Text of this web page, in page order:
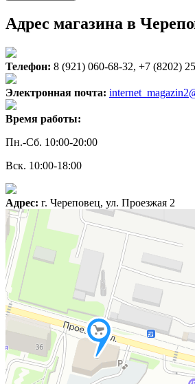
Адрес магазина в
Телефон: 8 (921) 060-68-32, +7 (8202)
Электронная почта:
Время работы:
Пн.-Сб. 10:00-20:00
Вск. 10:00-18:00
Адрес: г. Череповец, ул. Проезжая 2